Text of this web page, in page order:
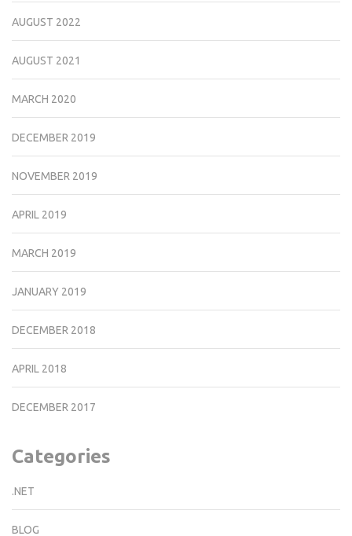
AUGUST 2022
AUGUST 2021
MARCH 2020
DECEMBER 2019
NOVEMBER 2019
APRIL 2019
MARCH 2019
JANUARY 2019
DECEMBER 2018
APRIL 2018
DECEMBER 2017
Categories
.NET
BLOG